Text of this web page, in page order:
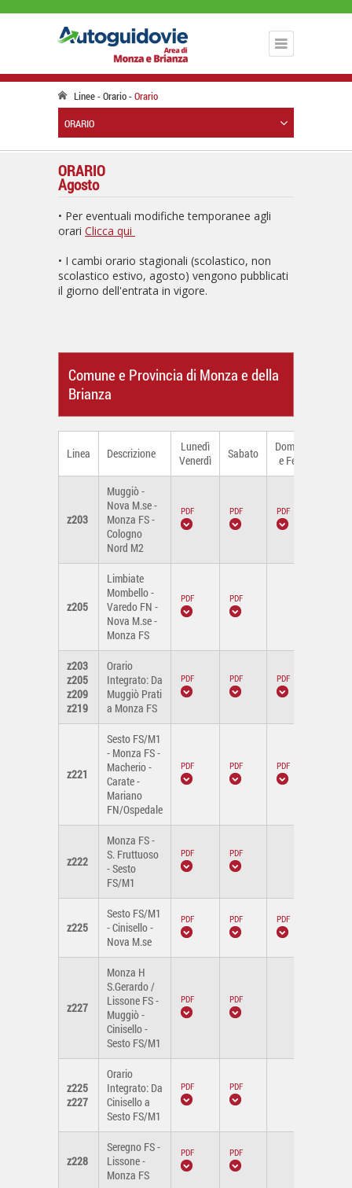
Linee Orario Orario
ORARIO
ORARIO
Agosto
• Per eventuali modifiche temporanee agli
orari Clicca qui
• I cambi orario stagionali (scolastico, non
scolastico estivo, agosto) vengono pubblicati
il giorno dell'entrata in vigore.
Comune e Provincia di Monza e della
Brianza
Linea Descrizione
Lunedì
Venerdì
Sabato
Domenica
e Festivi
z203
Muggiò -
Nova M.se -
Monza FS -
Cologno
Nord M2
z205
Limbiate
Mombello -
Varedo FN -
Nova M.se -
Monza FS
z203
z205
z209
z219
Orario
Integrato: Da
Muggiò Prati
a Monza FS
z221
Sesto FS/M1
- Monza FS -
Macherio -
Carate -
Mariano
FN/Ospedale
z222
Monza FS -
S. Fruttuoso
- Sesto
FS/M1
z225
Sesto FS/M1
- Cinisello -
Nova M.se
z227
Monza H
S.Gerardo /
Lissone FS -
Muggiò -
Cinisello -
Sesto FS/M1
z225
z227
Orario
Integrato: Da
Cinisello a
Sesto FS/M1
z228
Seregno FS -
Lissone -
Monza FS